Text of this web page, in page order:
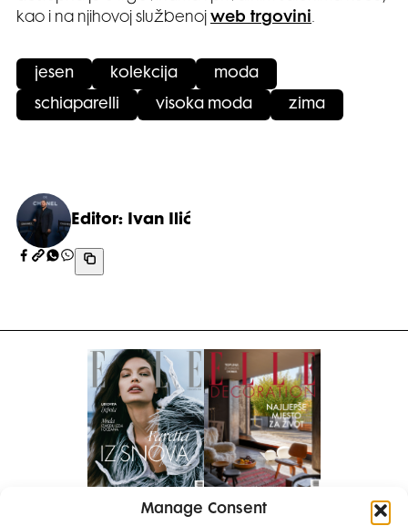
Manage Consent
kao i na njihovoj službenoj web trgovini .
jesen kolekcija moda
schiaparelli visoka moda zima
Editor: Ivan Ilić
Pretplati se na časopis